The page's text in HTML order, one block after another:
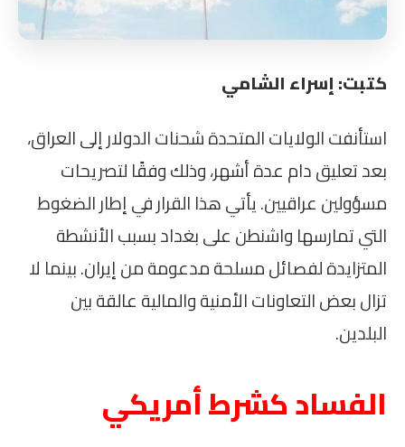
كتبت: إسراء الشامي
استأنفت الولايات المتحدة شحنات الدولار إلى العراق،
بعد تعليق دام عدة أشهر، وذلك وفقًا لتصريحات
مسؤولين عراقيين. يأتي هذا القرار في إطار الضغوط
التي تمارسها واشنطن على بغداد بسبب الأنشطة
المتزايدة لفصائل مسلحة مدعومة من إيران. بينما لا
تزال بعض التعاونات الأمنية والمالية عالقة بين
البلدين.
الفساد كشرط أمريكي